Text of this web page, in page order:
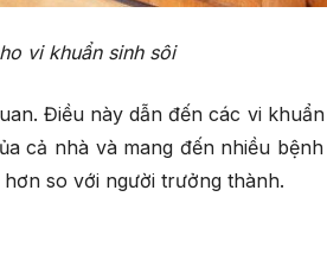
vi khuẩn sinh sôi
Điều này dẫn đến các vi
cả nhà và mang đến nhiều
so với người trưởng thành.